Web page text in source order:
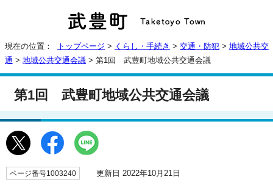
現在の位置： トップページ > くらし・手続き > 交通・防犯 > 地域公共交
通 > 地域公共交通会議 > 第1回 武豊町地域公共交通会議
第1回 武豊町地域公共交通会議
ページ番号1003240 更新日 2022年10月21日